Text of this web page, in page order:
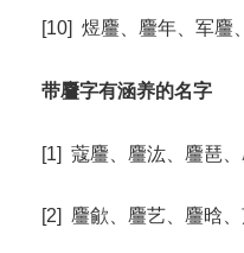
[10] 煜麠、麠年、军麠
带麠字有涵养的名字
[1] 蔻麠、麠汯、麠琶
[2] 麠歈、麠艺、麠晗